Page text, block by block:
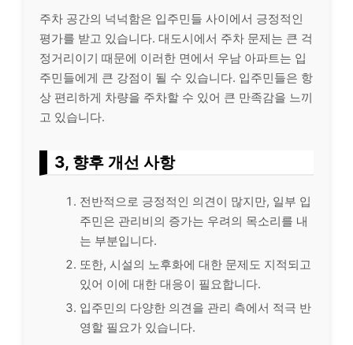
주차 공간의 넉넉함은 입주민들 사이에서 긍정적인
평가를 받고 있습니다. 대도시에서 주차 문제는 큰 걱
정거리이기 때문에 이러한 면에서 우남 아파트는 입
주민들에게 큰 강점이 될 수 있습니다. 입주민들은 항
상 편리하게 차량을 주차할 수 있어 큰 만족감을 느끼
고 있습니다.
3, 향후 개선 사항
전반적으로 긍정적인 의견이 많지만, 일부 입
주민은 관리비의 증가는 우려의 목소리를 내
는 부분입니다.
또한, 시설의 노후화에 대한 문제도 지적되고
있어 이에 대한 대응이 필요합니다.
입주민의 다양한 의견을 관리 측에서 적극 반
영할 필요가 있습니다.